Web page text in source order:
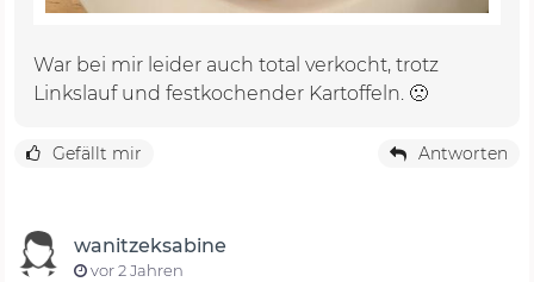
War bei mir leider auch total verkocht, trotz
Linkslauf und festkochender Kartoffeln. 🙁
Gefällt mir Antworten
wanitzeksabine
vor 2 Jahren